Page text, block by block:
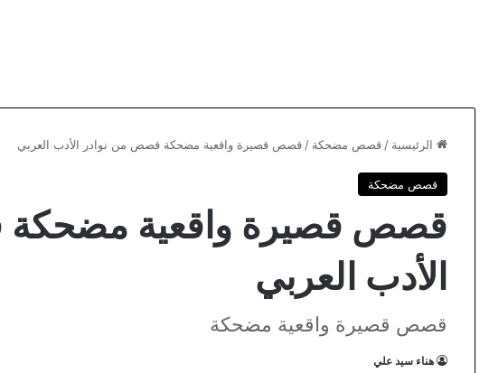
الرئيسية / قصص مضحكة / قصص قصيرة واقعية مضحكة قصص من نوادر الأدب العربي
قصص مضحكة
قصص قصيرة واقعية مضحكة
الأدب العربي
قصص قصيرة واقعية مضحكة
هناء سيد علي